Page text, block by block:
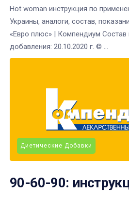
Hot woman инструкция по
Украины, аналоги, состав,
«Евро плюс» | Компендиум
добавления: 20.10.2020 г. © ...
Диетические Добавки
90-60-90: